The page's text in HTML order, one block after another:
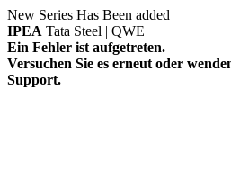
New Series Has Been added
IPEA Tata Steel | QWE
Ein Fehler ist aufgetreten.
Versuchen Sie es erneut oder
Support.